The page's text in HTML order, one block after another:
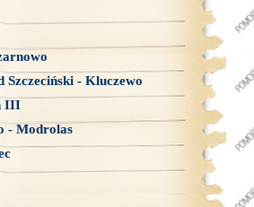
Szczeciński - Kluczewo
III
- Modrolas